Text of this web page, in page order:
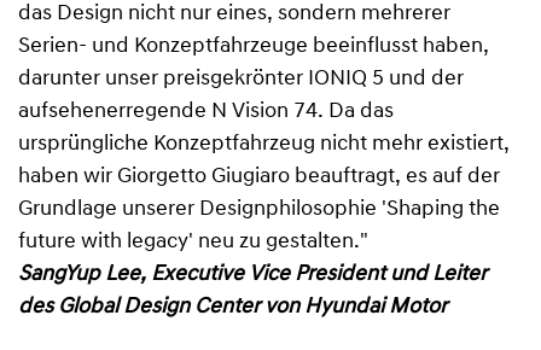
das Design nicht nur eines, sondern mehrerer
Serien- und Konzeptfahrzeuge beeinflusst haben,
darunter unser preisgekrönter IONIQ 5 und der
aufsehenerregende N Vision 74. Da das
ursprüngliche Konzeptfahrzeug nicht mehr existiert,
haben wir Giorgetto Giugiaro beauftragt, es auf der
Grundlage unserer Designphilosophie 'Shaping the
future with legacy' neu zu gestalten."
SangYup Lee, Executive Vice President und Leiter
des Global Design Center von Hyundai Motor